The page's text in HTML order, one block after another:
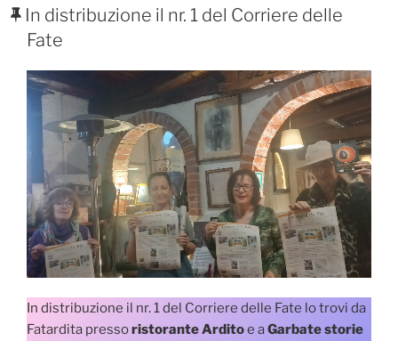
IL
In distribuzione il nr. 1 del Corriere delle
Fate
In distribuzione il nr. 1 del Corriere delle Fate lo trovi da
Fatardita pressoristorante Arditoe aGarbate storie